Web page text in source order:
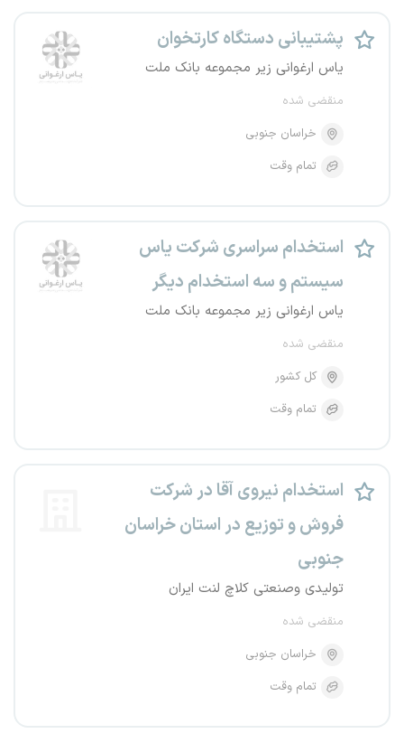
پشتیبانی دستگاه کارتخوان
یاس ارغوانی زیر مجموعه بانک ملت
منقضی شده
خراسان جنوبی
تمام وقت
استخدام سراسری شرکت یاس
سیستم و سه استخدام دیگر
یاس ارغوانی زیر مجموعه بانک ملت
منقضی شده
کل کشور
تمام وقت
استخدام نیروی آقا در شرکت
فروش و توزیع در استان خراسان
جنوبی
تولیدی وصنعتی کلاچ لنت ایران
منقضی شده
خراسان جنوبی
تمام وقت